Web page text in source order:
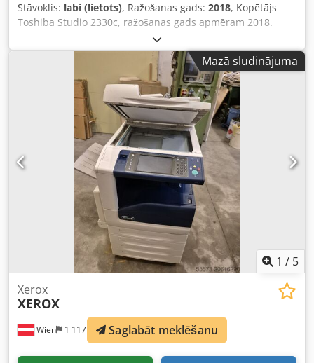
Stāvoklis: labi (lietots), Ražošanas gads: 2018, Kopētājs
Toshiba Studio 2330c, ražošanas gads apmēram 2018.
Mazā sludinājuma
1 / 5
Wien 1 117 km
Xerox
XEROX
Saglabāt meklēšanu